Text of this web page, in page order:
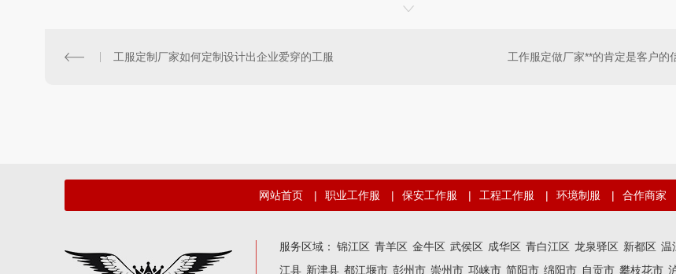
工服定制厂家如何定制设计出企业爱穿的工服 工作服定做厂家**的肯定是客户的
网站首页 | 职业工作服 | 保安工作服 | 工程工作服 | 环境制服 | 合作商家
服务区域： 锦江区 青羊区 金牛区 武侯区 成华区 青白江区 龙泉驿区 新都区 温
江县 新津县 都江堰市 彭州市 崇州市 邛崃市 简阳市 绵阳市 自贡市 攀枝花市